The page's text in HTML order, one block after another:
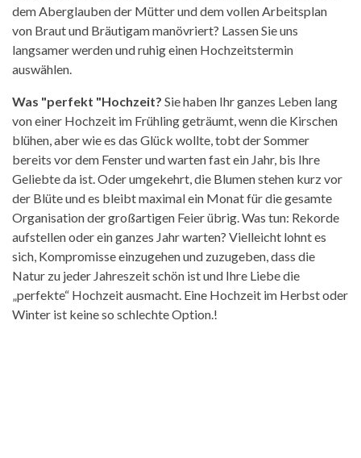
dem Aberglauben der Mütter und dem vollen Arbeitsplan
von Braut und Bräutigam manövriert? Lassen Sie uns
langsamer werden und ruhig einen Hochzeitstermin
auswählen.
Was "perfekt "Hochzeit? Sie haben Ihr ganzes Leben lang
von einer Hochzeit im Frühling geträumt, wenn die Kirschen
blühen, aber wie es das Glück wollte, tobt der Sommer
bereits vor dem Fenster und warten fast ein Jahr, bis Ihre
Geliebte da ist. Oder umgekehrt, die Blumen stehen kurz vor
der Blüte und es bleibt maximal ein Monat für die gesamte
Organisation der großartigen Feier übrig. Was tun: Rekorde
aufstellen oder ein ganzes Jahr warten? Vielleicht lohnt es
sich, Kompromisse einzugehen und zuzugeben, dass die
Natur zu jeder Jahreszeit schön ist und Ihre Liebe die
„perfekte“ Hochzeit ausmacht. Eine Hochzeit im Herbst oder
Winter ist keine so schlechte Option.!